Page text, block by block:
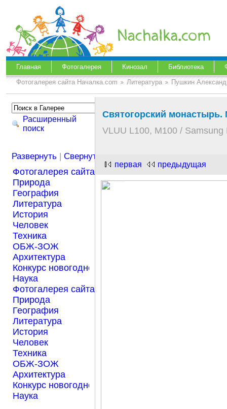
Главная Фотогалерея Кинозал Библиотека
Фотогалерея сайта Началка.com Литература Пушкин
Расширенный
поиск
Развернуть |Свернуть
Фотогалерея сайта Началка.com
Природа
География
Литература
История
Человек
Техника
ОБЖ-ЗОЖ
Архитектура
Конкурс новогодней открытки "Нарисуем Новый
Наука
Фотогалерея сайта Началка.com
Природа
География
Литература
История
Человек
Техника
ОБЖ-ЗОЖ
Архитектура
Конкурс новогодней открытки "Нарисуем Новый
Наука
Святогорский
VLUU L100, M100 / Samsung
первая предыдущая